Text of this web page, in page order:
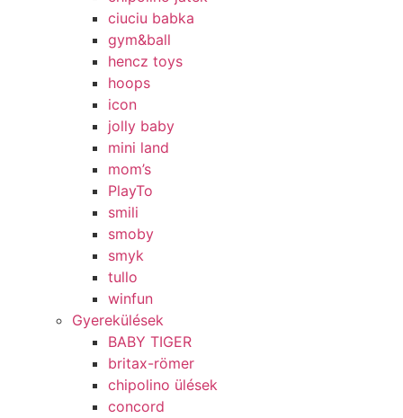
ciuciu babka
gym&ball
hencz toys
hoops
icon
jolly baby
mini land
mom’s
PlayTo
smili
smoby
smyk
tullo
winfun
Gyerekülések
BABY TIGER
britax-römer
chipolino ülések
concord